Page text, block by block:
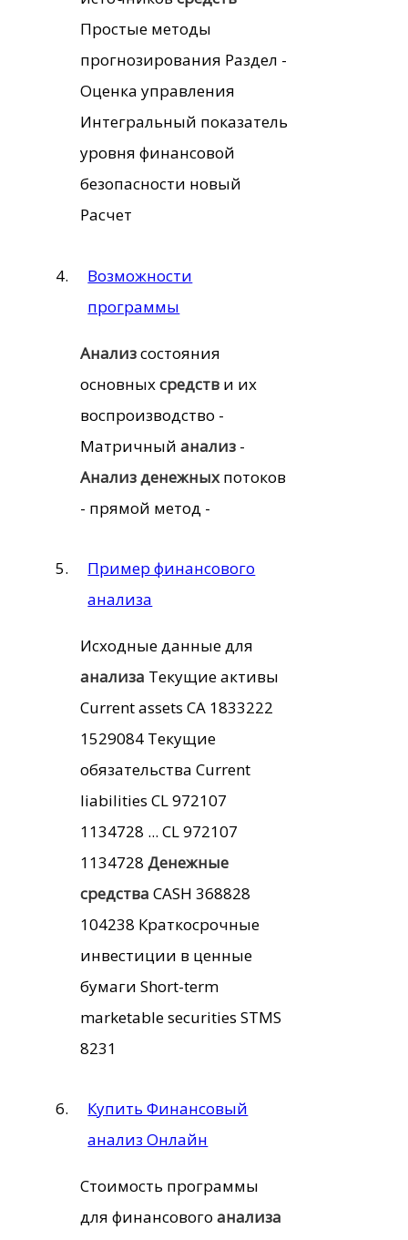
Простые методы
прогнозирования Раздел -
Оценка управления
Интегральный показатель
уровня финансовой
безопасности новый
Расчет
Возможности
программы
Анализсостояния
основныхсредстви их
воспроизводство -
Матричный анализ-
Анализденежныхпотоков
- прямой метод -
Пример финансового
анализа
Исходные данные для
анализа Текущие активы
Current assets CA 1833222
1529084 Текущие
обязательства Current
liabilities CL 972107
1134728 ... CL 972107
1134728 Денежные
средства CASH 368828
104238 Краткосрочные
инвестиции в ценные
бумаги Short-term
marketable securities STMS
8231
Купить Финансовый
анализ Онлайн
Стоимость программы
для финансового анализа